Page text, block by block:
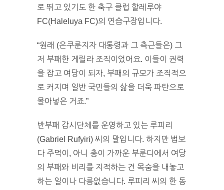
로 뛰고 있기도 한 축구 클럽 할레루야
FC(Haleluya FC)의 연습구장입니다.
“원래 (은쿠룬지자 대통령과 그 측근들은) 그
저 부패한 게릴라 조직이었어요. 이들이 권력
을 잡고 여당이 되자, 부패의 규모가 조직적으
로 커지며 일반 국민들의 삶을 더욱 파탄으로
몰아넣은 거죠.”
반부패 감시단체를 운영하고 있는 루피리
(Gabriel Rufyiri) 씨의 말입니다. 하지만 법보
다 주먹이, 아니 총이 가까운 부룬디에서 여당
의 부패와 비리를 지적하는 건 목숨을 내놓고
하는 일이나 다름없습니다. 루피리 씨의 한 동